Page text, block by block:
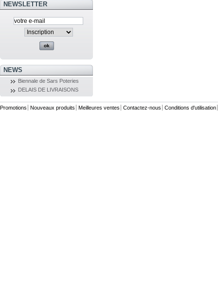
NEWSLETTER
NEWS
Biennale de Sars Poteries
DELAIS DE LIVRAISONS
Promotions Nouveaux produits Meilleures ventes Contactez-nous Conditions d'utilisation